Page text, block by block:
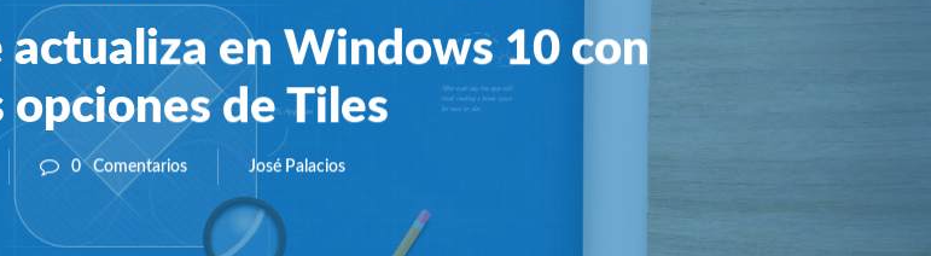
actualiza en Windows 10 con
opciones de Tiles
0 Comentarios José Palacios